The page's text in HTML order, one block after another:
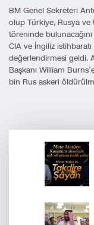
BM Genel Sekreteri
olup Türkiye, Rusya ve
töreninde
CIA ve İngiliz
değerlendirmesi geldi.
Başkanı William
bin Rus askeri